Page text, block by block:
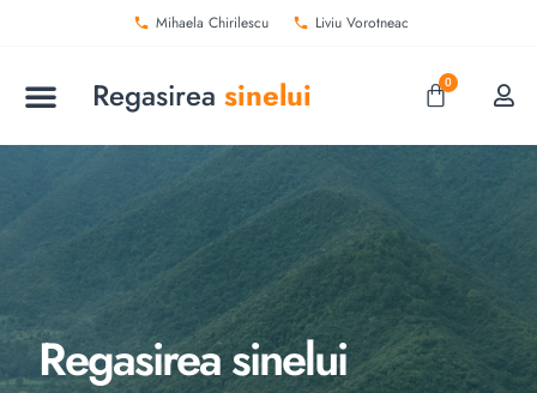
Mihaela Chirilescu Liviu Vorotneac
Regasireasinelui 0
Regasirea sinelui